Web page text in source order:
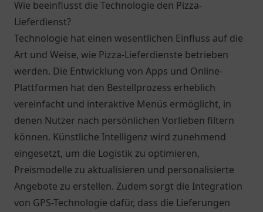
Wie beeinflusst die Technologie den Pizza-
Lieferdienst?
Technologie hat einen wesentlichen Einfluss auf die
Art und Weise, wie Pizza-Lieferdienste betrieben
werden. Die Entwicklung von Apps und Online-
Plattformen hat den Bestellprozess erheblich
vereinfacht und interaktive Menüs ermöglicht, in
denen Nutzer nach persönlichen Vorlieben filtern
können. Künstliche Intelligenz wird zunehmend
eingesetzt, um die Logistik zu optimieren,
Preismodelle zu aktualisieren und personalisierte
Angebote zu erstellen. Zudem sorgt die Integration
von GPS-Technologie dafür, dass die Lieferungen